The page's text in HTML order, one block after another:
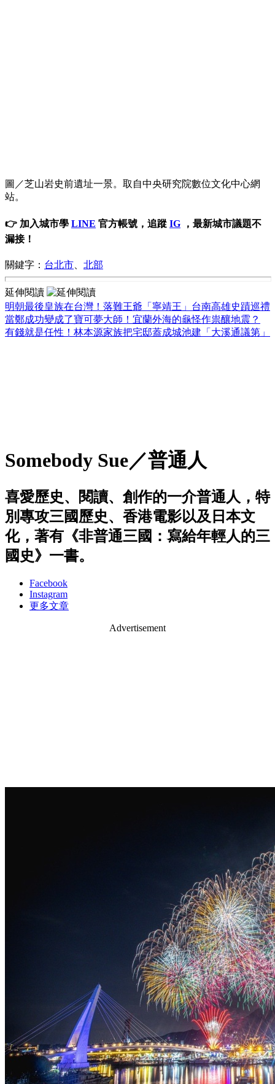
圖／芝山岩史前遺址一景。取自中央研究院數位文化中心網
站。
👉 加入城市學 LINE 官方帳號，追蹤 IG ，最新城市議題不
漏接！
關鍵字： 台北市、 北部
延伸閱讀
明朝最後皇族在台灣！落難王爺「寧靖王」台南高雄史蹟巡禮
當鄭成功變成了寶可夢大師！宜蘭外海的龜怪作祟釀地震？
有錢就是任性！林本源家族把宅邸蓋成城池建「大溪通議第」
Somebody Sue／普通人
喜愛歷史、閱讀、創作的一介普通人，特
別專攻三國歷史、香港電影以及日本文
化，著有《非普通三國：寫給年輕人的三
國史》一書。
Facebook
Instagram
更多文章
Advertisement